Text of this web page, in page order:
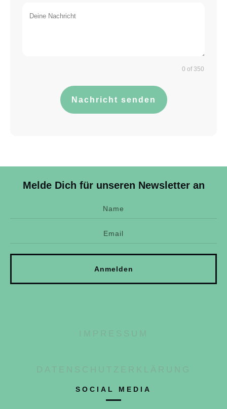
0 of 350
Nachricht senden
Melde Dich für unseren Newsletter an
Anmelden
IMPRESSUM
DATENSCHUTZERKLÄRUNG
SOCIAL MEDIA